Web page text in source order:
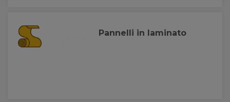
Pannelli in laminato